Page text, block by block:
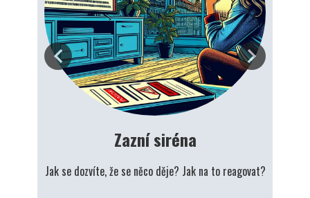
Zazní siréna
Jak se dozvíte, že se něco děje? Jak na to reagovat?